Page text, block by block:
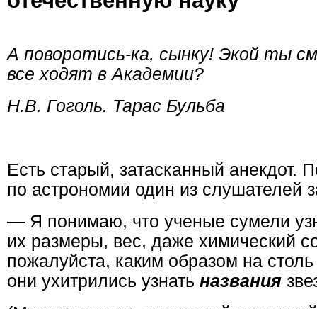
А поворотись-ка, сынку! Экой ты
все ходят в Академии?
Н.В. Гоголь. Тарас Бульба
Есть старый, затасканный анекдот.
по астрономии один из слушателей
— Я понимаю, что ученые сумели
их размеры, вес, даже химический
пожалуйста, каким образом на
они ухитрились узнать названия